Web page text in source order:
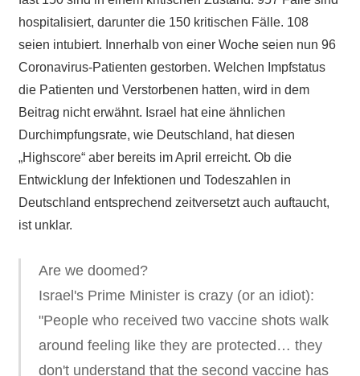
hospitalisiert, darunter die 150 kritischen Fälle. 108
seien intubiert. Innerhalb von einer Woche seien nun 96
Coronavirus-Patienten gestorben. Welchen Impfstatus
die Patienten und Verstorbenen hatten, wird in dem
Beitrag nicht erwähnt. Israel hat eine ähnlichen
Durchimpfungsrate, wie Deutschland, hat diesen
„Highscore“ aber bereits im April erreicht. Ob die
Entwicklung der Infektionen und Todeszahlen in
Deutschland entsprechend zeitversetzt auch auftaucht,
ist unklar.
Are we doomed?
Israel's Prime Minister is crazy (or an idiot):
"People who received two vaccine shots walk
around feeling like they are protected… they
don't understand that the second vaccine has